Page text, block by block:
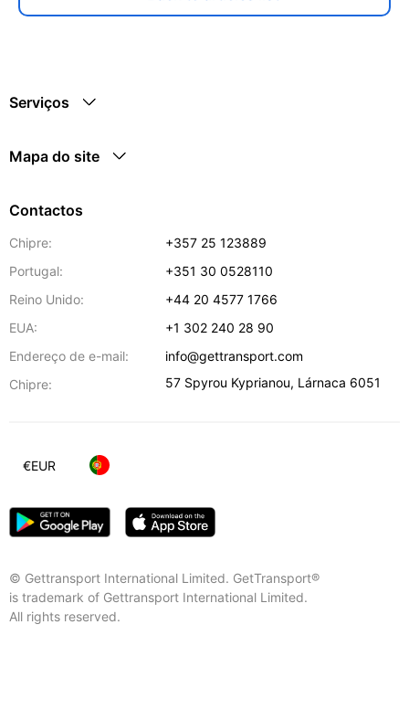
Serviços
Mapa do site
Contactos
Chipre:
+357 25 123889
Portugal:
+351 30 0528110
Reino Unido:
+44 20 4577 1766
EUA:
+1 302 240 28 90
Endereço de e-mail:
info@gettransport.com
Chipre:
57 Spyrou Kyprianou, Lárnaca 6051
© Gettransport International Limited. GetTransport®
is trademark of Gettransport International Limited.
All rights reserved.
€EUR